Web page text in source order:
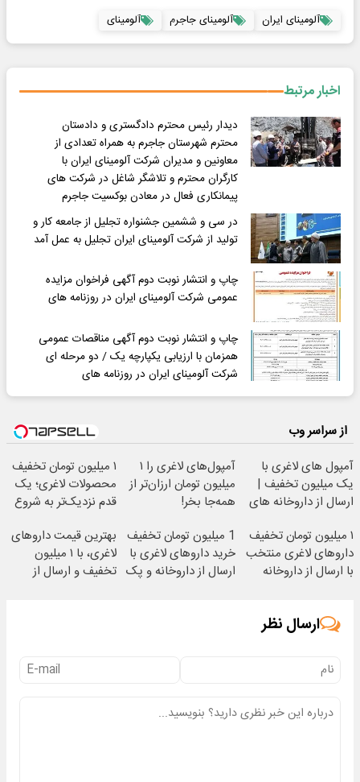
آلومینای ایران آلومینای جاجرم آلومینای
اخبار مرتبط
دیدار رئیس محترم دادگستری و دادستان
محترم شهرستان جاجرم به همراه تعدادی از
معاونین و مدیران شرکت آلومینای ایران با
کارگران محترم و تلاشگر شاغل در شرکت های
پیمانکاری فعال در معادن بوکسیت جاجرم
در سی و ششمین جشنواره تجلیل از جامعه کار و
تولید از شرکت آلومینای ایران تجلیل به عمل آمد
چاپ و انتشار نوبت دوم آگهی فراخوان مزایده
عمومی شرکت آلومینای ایران در روزنامه های
چاپ و انتشار نوبت دوم آگهی مناقصات عمومی
همزمان با ارزیابی یکپارچه یک / دو مرحله ای
شرکت آلومینای ایران در روزنامه های
از سراسر وب
آمپول های لاغری با
یک میلیون تخفیف |
ارسال از داروخانه های
آمپول‌های لاغری را ۱
میلیون تومان ارزان‌تر از
همه‌جا بخر!
۱ میلیون تومان تخفیف
محصولات لاغری؛ یک
قدم نزدیک‌تر به شروع
۱ میلیون تومان تخفیف
داروهای لاغری منتخب
با ارسال از داروخانه
1 میلیون تومان تخفیف
خرید داروهای لاغری با
ارسال از داروخانه و پک
بهترین قیمت داروهای
لاغری، با ۱ میلیون
تخفیف و ارسال از
ارسال نظر